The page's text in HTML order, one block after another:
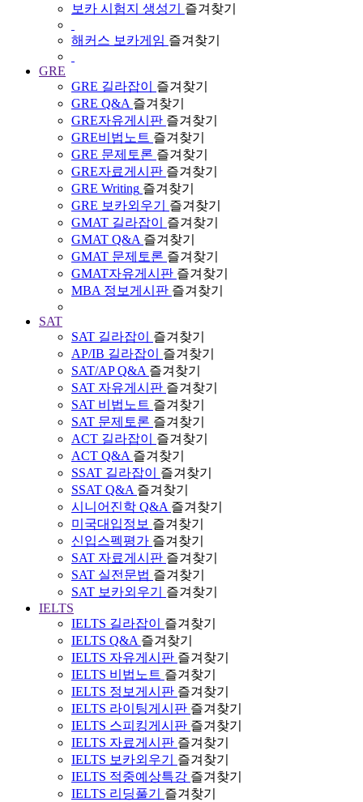
보카 시험지 생성기 즐겨찾기
해커스 보카게임 즐겨찾기
GRE
GRE 길라잡이
즐겨찾기
GRE Q&A 즐겨찾기
GRE자유게시판 즐겨찾기
GRE비법노트 즐겨찾기
GRE 문제토론 즐겨찾기
GRE자료게시판 즐겨찾기
GRE Writing 즐겨찾기
GRE 보카외우기
즐겨찾기
GMAT 길라잡이
즐겨찾기
GMAT Q&A 즐겨찾기
GMAT 문제토론 즐겨찾기
GMAT자유게시판 즐겨찾기
MBA 정보게시판 즐겨찾기
SAT
SAT 길라잡이
즐겨찾기
AP/IB 길라잡이
즐겨찾기
SAT/AP Q&A 즐겨찾기
SAT 자유게시판 즐겨찾기
SAT 비법노트 즐겨찾기
SAT 문제토론 즐겨찾기
ACT 길라잡이
즐겨찾기
ACT Q&A 즐겨찾기
SSAT 길라잡이
즐겨찾기
SSAT Q&A 즐겨찾기
시니어진학 Q&A 즐겨찾기
미국대입정보 즐겨찾기
신입스펙평가 즐겨찾기
SAT 자료게시판 즐겨찾기
SAT 실전문법 즐겨찾기
SAT 보카외우기
즐겨찾기
IELTS
IELTS 길라잡이
즐겨찾기
IELTS Q&A 즐겨찾기
IELTS 자유게시판 즐겨찾기
IELTS 비법노트 즐겨찾기
IELTS 정보게시판 즐겨찾기
IELTS 라이팅게시판 즐겨찾기
IELTS 스피킹게시판 즐겨찾기
IELTS 자료게시판 즐겨찾기
IELTS 보카외우기
즐겨찾기
IELTS 적중예상특강 즐겨찾기
IELTS 리딩풀기
즐겨찾기